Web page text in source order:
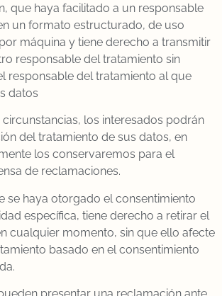
que haya facilitado a un responsable
un formato estructurado, de uso
máquina y tiene derecho a transmitir
responsable del tratamiento sin
responsable del tratamiento al que
datos
circunstancias, los interesados podrán
del tratamiento de sus datos, en
los conservaremos para el
de reclamaciones.
se haya otorgado el consentimiento
específica, tiene derecho a retirar el
cualquier momento, sin que ello afecte
basado en el consentimiento